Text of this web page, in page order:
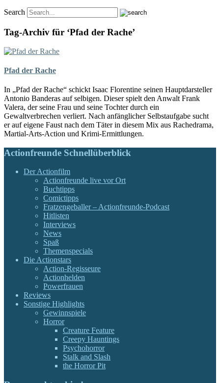
Search
Tag-Archiv für ‘Pfad der Rache’
Pfad der Rache
In „Pfad der Rache“ schickt Isaac Florentine seinen Hauptdarsteller
Antonio Banderas auf selbigen. Dieser spielt den Anwalt Frank
Valera, der seine Frau und seine Tochter durch ein
Gewaltverbrechen verliert. Nach anfänglicher Selbstaufgabe sucht
er auf eigene Faust nach dem Täter in diesem Mix aus Rachedrama,
Martial-Arts-Action und Krimi-Ermittlungen.
Actionfreunde Schnellüberblick
Der Actionfilm
Actionfreunde live vor Ort
Buchtipps
Comictipps
Fratzengeballer – Actionfreunde-Podcast
Hitlisten
Interviews
News
Spaß
Themenspecials
Die Actionstars
Action-Regisseure
Actionhelden
Powerfrauen
Reviews
Sonstige Highlights
Gewinnspiele
Horror
Creature Feature
Creepy Hauntings
Psychohorror
Stalk and Slash
the Horror Pit